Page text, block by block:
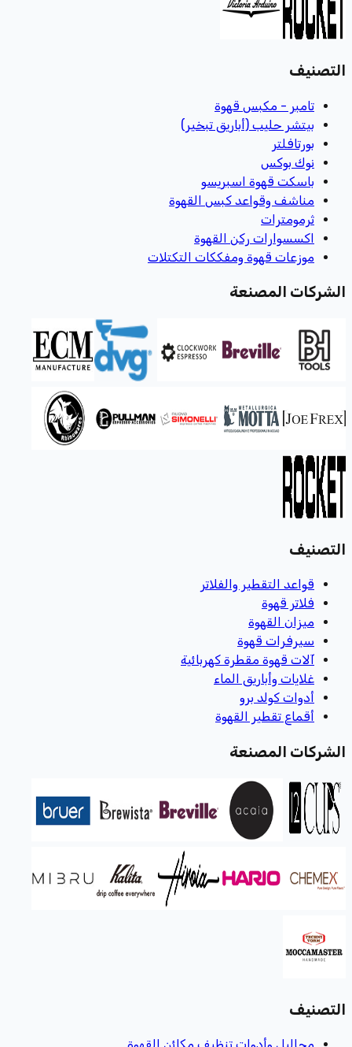
التصنيف
تامبر - مكبس قهوة
بيتشر حليب (أباريق تبخير)
بورتافلتر
نوك بوكس
باسكت قهوة اسبريسو
مناشف وقواعد كبس القهوة
ثرمومترات
اكسسوارات ركن القهوة
موزعات قهوة ومفككات التكتلات
الشركات المصنعة
التصنيف
قواعد التقطير والفلاتر
فلاتر قهوة
ميزان القهوة
سيرفرات قهوة
آلات قهوة مقطرة كهربائية
غلايات وأباريق الماء
أدوات كولد برو
أقماع تقطير القهوة
الشركات المصنعة
التصنيف